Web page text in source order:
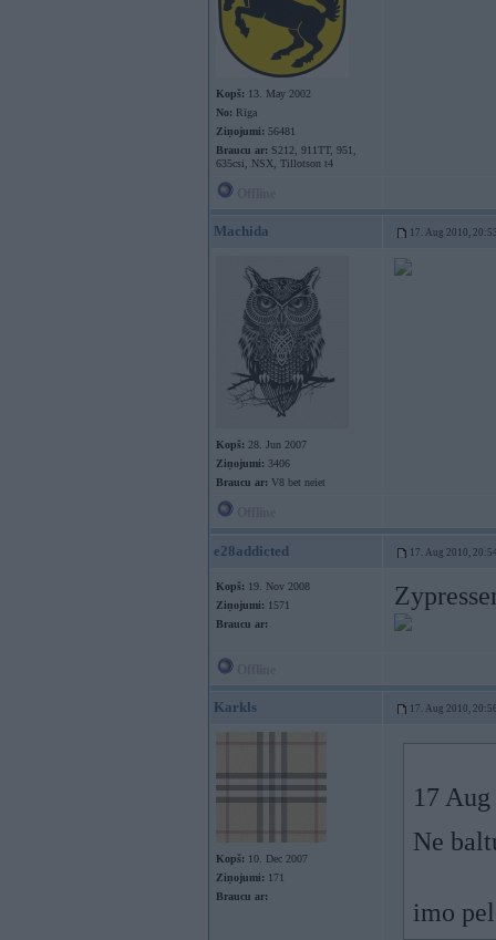
Kopš: 13. May 2002
No: Rīga
Ziņojumi: 56481
Braucu ar: S212, 911TT, 951,
635csi, NSX, Tillotson t4
Machida 17. Aug 2010,
Kopš: 28. Jun 2007
Ziņojumi: 3406
Braucu ar: V8 bet neiet
e28addicted 17. Aug 2010,
Kopš: 19. Nov 2008
Ziņojumi: 1571
Braucu ar:
Karkls 17. Aug 2010,
Kopš: 10. Dec 2007
Ziņojumi: 171
Braucu ar:
17
Ne
imo